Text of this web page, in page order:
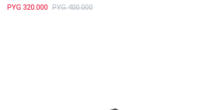
PYG 320.000 PYG 400.000